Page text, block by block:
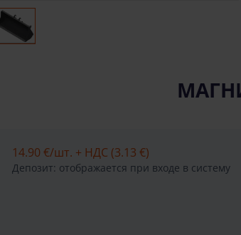
14.90 €/шт. + НДС (3.13 €)
Депозит: отображается при входе в систему